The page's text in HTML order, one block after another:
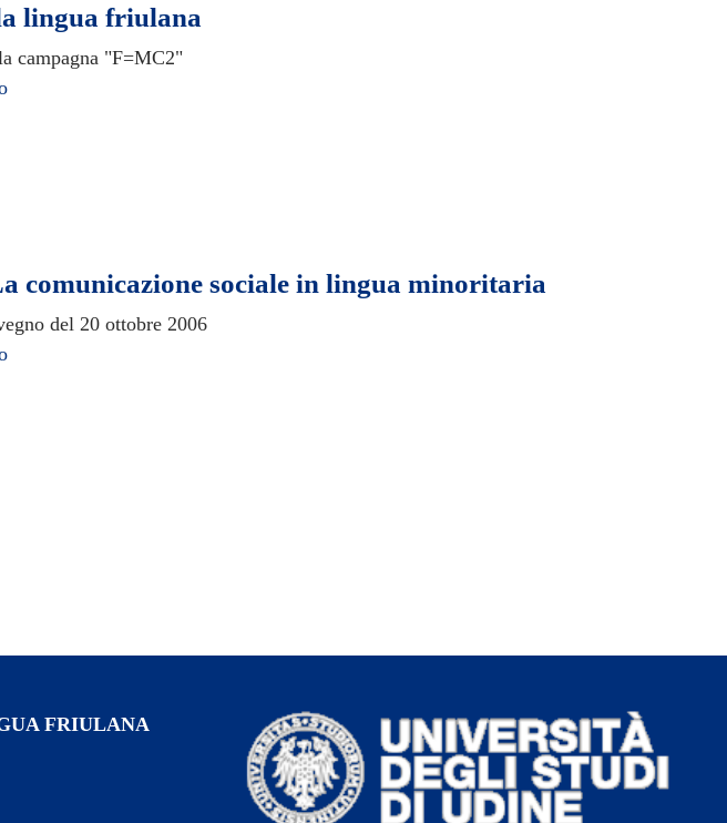
lingua friulana
campagna "F=MC2"
comunicazione sociale in lingua minoritaria
del 20 ottobre 2006
FRIULANA